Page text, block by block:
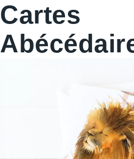
Cartes